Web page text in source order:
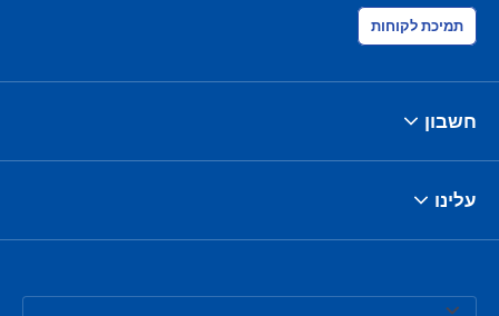
תמיכת לקוחות
חשבון
עלינו